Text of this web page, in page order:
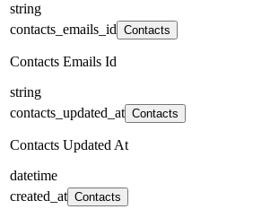
string
contacts_emails_id Contacts
Contacts Emails Id
string
contacts_updated_at Contacts
Contacts Updated At
datetime
created_at Contacts